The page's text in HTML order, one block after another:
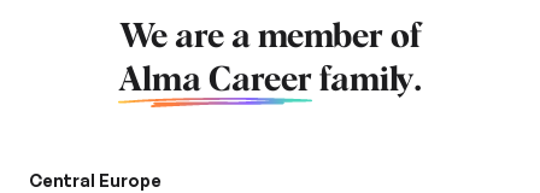
We are a member of
Alma Career family.
Central Europe